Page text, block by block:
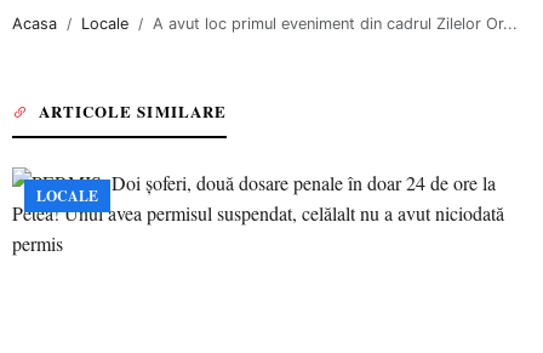
Acasa Locale A avut loc primul eveniment din cadrul Zilelor Or...
ARTICOLE SIMILARE
LOCALE